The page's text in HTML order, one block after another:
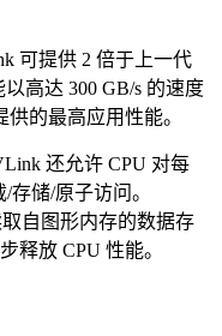
可提供 2 倍于上一代
高达 300 GB/s 的速度
的最高应用性能。
还允许 CPU 对每
储/原子访问。
自图形内存的数据存
释放 CPU 性能。